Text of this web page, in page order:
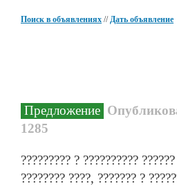
Поиск в объявлениях //Дать объявление
Предложение
1285
????????? ? ??????????
???????? ????, ??????? ?